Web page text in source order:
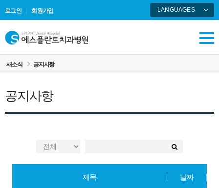
로그인 회원가입
LANGUAGES
새소식
공지사항
공지사항
제목 날짜